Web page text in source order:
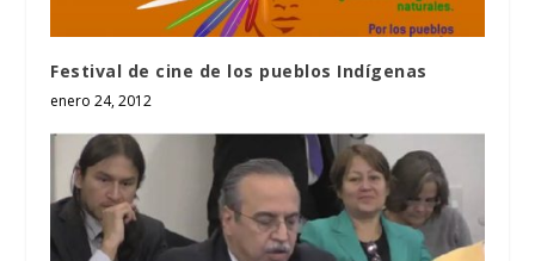
Festival de cine de los pueblos Indígenas
enero 24, 2012